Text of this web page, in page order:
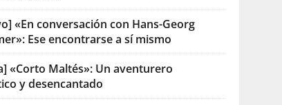
«En conversación con Hans-Georg
Ese encontrarse a sí mismo
«Corto Maltés»: Un aventurero
y desencantado